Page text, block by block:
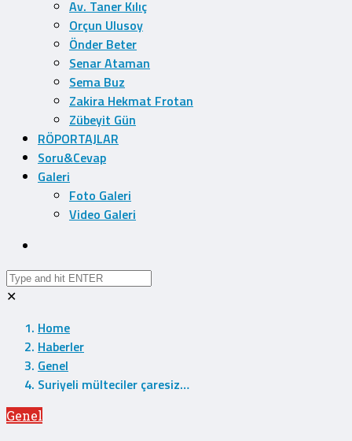
Av. Taner Kılıç
Orçun Ulusoy
Önder Beter
Senar Ataman
Sema Buz
Zakira Hekmat Frotan
Zübeyit Gün
RÖPORTAJLAR
Soru&Cevap
Galeri
Foto Galeri
Video Galeri
✕
Home
Haberler
Genel
Suriyeli mülteciler çaresiz…
Genel